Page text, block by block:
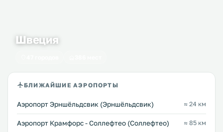
Швеция
БЛИЖАЙШИЕ АЭРОПОРТЫ
Аэропорт Эрншёльдсвик (Эрншёльдсвик) ≈ 24 км
Аэропорт Крамфорс - Соллефтео (Соллефтео) ≈ 85 км